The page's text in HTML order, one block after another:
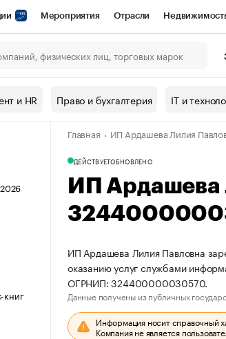
Мероприятия Отрасли
СПб Спецпроекты Проверка
Рынок наличной валюты
и HR Право и бухгалтерия IT и
книг
Главная ИП Ардашева Лилия
ДЕЙСТВУЕТОБНОВЛЕНО
ИП
ИП Ардашева Лилия Павловна
оказанию услуг службами
ОГРНИП: 324400000030570.
Данные получены из публичных
Информация носит справочный
Компания не является